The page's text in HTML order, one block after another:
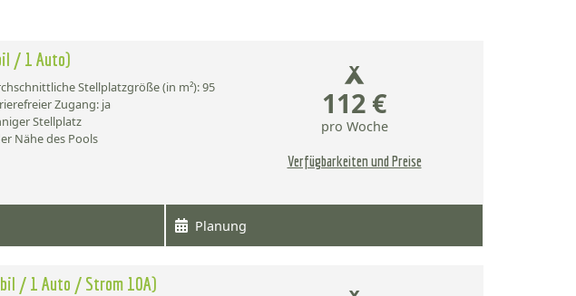
/ 1 Auto)
Stellplatzgröße (in m²): 95
Zugang: ja
Stellplatz
Nähe des Pools
112 €
pro Woche
Verfügbarkeiten und Preise
Planung
/ 1 Auto / Strom 10A)